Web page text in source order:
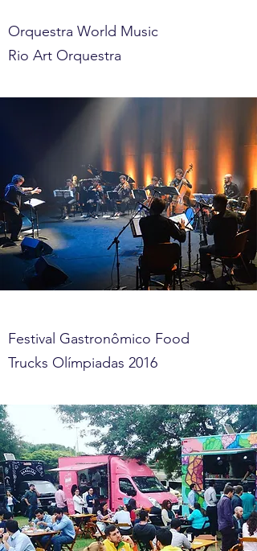
Orquestra World Music
Rio Art Orquestra
Festival Gastronômico Food
Trucks Olímpiadas 2016